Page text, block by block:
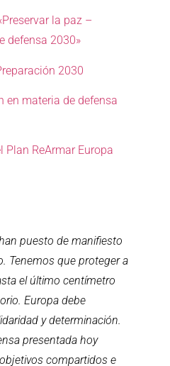
la paz –
defensa 2030»
2030
en materia de defensa
Plan ReArmar Europa
puesto de manifiesto
Tenemos que proteger a
el último centímetro
Europa debe
y determinación.
presentada hoy
compartidos e